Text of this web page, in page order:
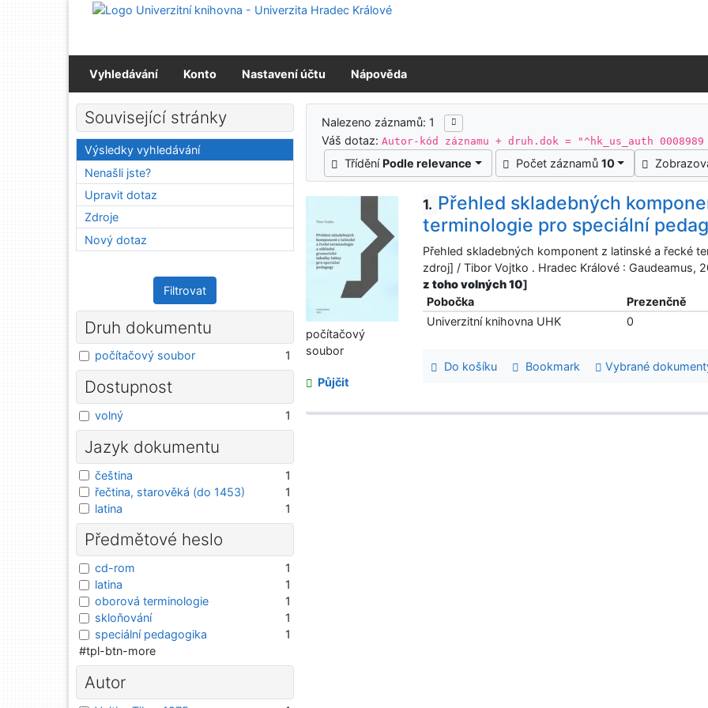
Přejít na obsah
Vyhledávání Konto Nastavení účtu Nápověda
Výsledky vyhledávání
Nalezeno záznamů: 1
Váš dotaz:Autor-kód záznamu + druh.dok = "^hk_us_auth
Třídění Podle relevance Počet záznamů 10
1. Přehled skladebných
terminologie pro speciální
Přehled skladebných komponent z latinské a řecké
zdroj] / Tibor Vojtko . Hradec Králové :
z toho volných 10]
Pobočka
Prezenčně
Univerzitní knihovna UHK
0
Do košíku Bookmark Vybrané
počítačový
soubor
Půjčit
Související stránky
Výsledky vyhledávání
Nenašli jste?
Upravit dotaz
Zdroje
Nový dotaz
Filtrovat
Druh dokumentu
počítačový soubor 1
Dostupnost
volný 1
Jazyk dokumentu
čeština
1
řečtina, starověká (do 1453)
1
latina
1
Předmětové heslo
cd-rom
1
latina
1
oborová terminologie
1
skloňování
1
speciální pedagogika
1
#tpl-btn-more
Autor